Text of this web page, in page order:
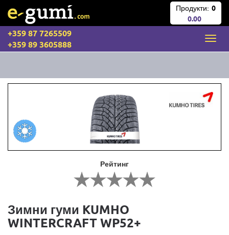
Продукти: 0
0.00
+359 87 7265509
+359 89 3605888
Рейтинг
Зимни гуми KUMHO
WINTERCRAFT WP52+